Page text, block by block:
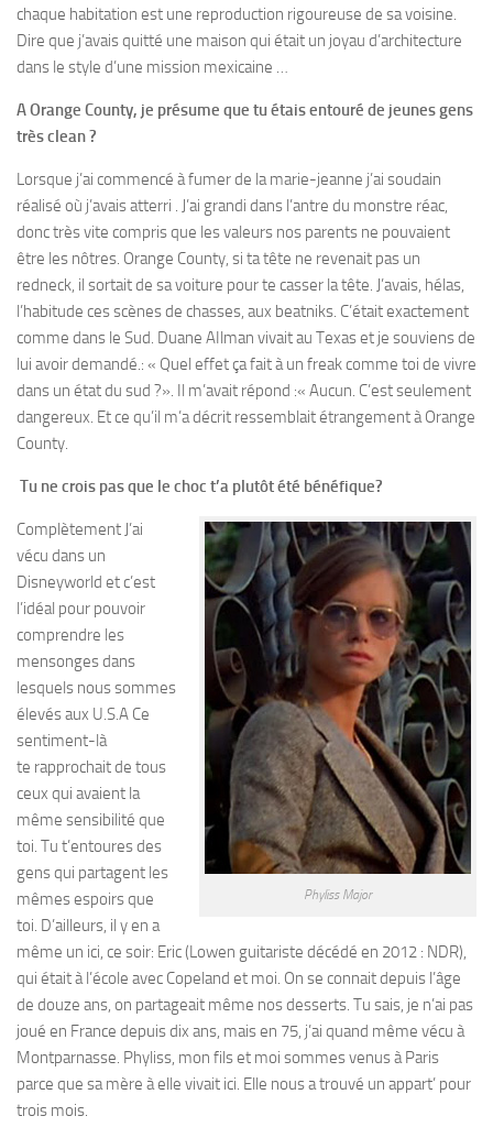
chaque habitation est une reproduction rigoureuse de sa voisine.
Dire que j’avais quitté une maison qui était un joyau d’architecture
dans le style d’une mission mexicaine …
A Orange County, je présume que tu étais entouré de jeunes gens
très clean ?
Lorsque j’ai commencé à fumer de la marie-jeanne j’ai soudain
réalisé où j’avais atterri . J’ai grandi dans l’antre du monstre réac,
donc très vite compris que les valeurs nos parents ne pouvaient
être les nôtres. Orange County, si ta tête ne revenait pas un
redneck, il sortait de sa voiture pour te casser la tête. J’avais, hélas,
l’habitude ces scènes de chasses, aux beatniks. C’était exactement
comme dans le Sud. Duane AIlman vivait au Texas et je souviens de
lui avoir demandé.: « Quel effet ça fait à un freak comme toi de vivre
dans un état du sud ?». Il m’avait répond :« Aucun. C’est seulement
dangereux. Et ce qu’il m’a décrit ressemblait étrangement à Orange
County.
Tu ne crois pas que le choc t’a plutôt été bénéfique?
Phyliss Major
Complètement J’ai
vécu dans un
Disneyworld et c’est
l’idéal pour pouvoir
comprendre les
mensonges dans
lesquels nous sommes
élevés aux U.S.A Ce
sentiment-là
te rapprochait de tous
ceux qui avaient la
même sensibilité que
toi. Tu t’entoures des
gens qui partagent les
mêmes espoirs que
toi. D’ailleurs, il y en a
même un ici, ce soir: Eric (Lowen guitariste décédé en 2012 : NDR),
qui était à l’école avec Copeland et moi. On se connait depuis l’âge
de douze ans, on partageait même nos desserts. Tu sais, je n’ai pas
joué en France depuis dix ans, mais en 75, j’ai quand même vécu à
Montparnasse. Phyliss, mon fils et moi sommes venus à Paris
parce que sa mère à elle vivait ici. Elle nous a trouvé un appart’ pour
trois mois.